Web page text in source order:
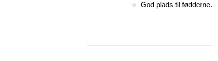
God plads til fødderne.